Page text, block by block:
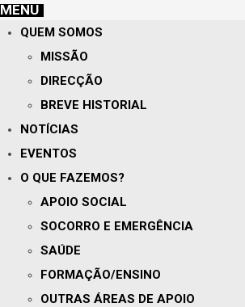
MENU
QUEM SOMOS
MISSÃO
DIRECÇÃO
BREVE HISTORIAL
NOTÍCIAS
EVENTOS
O QUE FAZEMOS?
APOIO SOCIAL
SOCORRO E EMERGÊNCIA
SAÚDE
FORMAÇÃO/ENSINO
OUTRAS ÁREAS DE APOIO